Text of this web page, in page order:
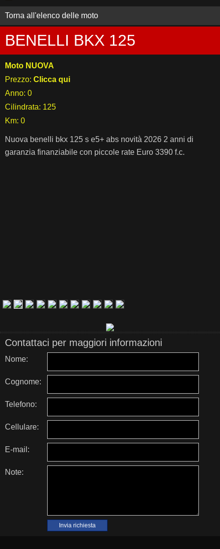
Torna all'elenco delle moto
BENELLI BKX 125
Moto NUOVA
Prezzo: Clicca qui
Anno: 0
Cilindrata: 125
Km: 0
Nuova benelli bkx 125 s e5+ abs novità 2026 2 anni di
garanzia finanziabile con piccole rate Euro 3390 f.c.
Contattaci per maggiori informazioni
Nome:
Cognome:
Telefono:
Cellulare:
E-mail:
Note: